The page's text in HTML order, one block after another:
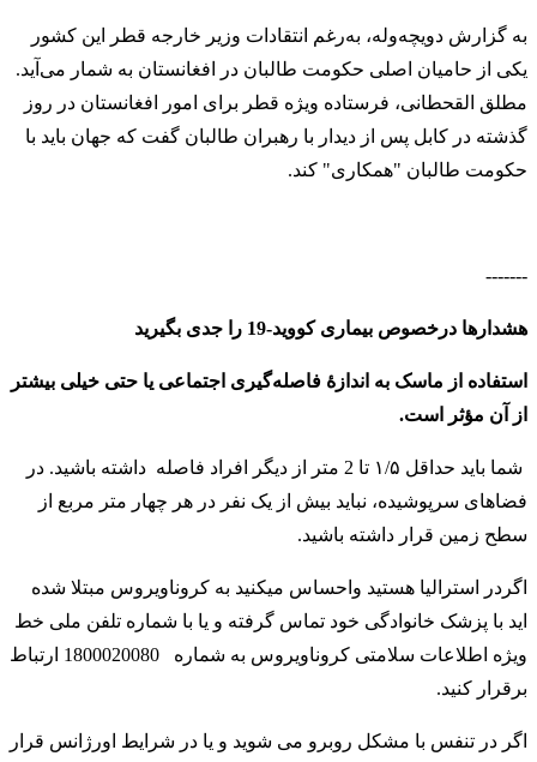
به گزارش دویچه‌وله،‌ به‌رغم انتقادات وزیر خارجه قطر این کشور
یکی از حامیان اصلی حکومت طالبان در افغانستان به شمار می‌آید.
مطلق القحطانی، فرستاده ویژه قطر برای امور افغانستان در روز
گذشته در کابل پس از دیدار با رهبران طالبان گفت که جهان باید با
حکومت طالبان "همکاری" کند.
-------
هشدارها درخصوص بیماری کووید-19 را جدی بگیرید
استفاده از ماسک به اندازهٔ فاصله‌گیری اجتماعی یا حتی خیلی بیشتر
از آن مؤثر است.
شما باید حداقل ۱/۵ تا 2 متر از دیگر افراد فاصله داشته باشید. در
فضاهای سرپوشیده، نباید بیش از یک نفر در هر چهار متر مربع از
سطح زمین قرار داشته باشید.
اگردر استرالیا هستید واحساس میکنید به کروناویروس مبتلا شده
اید با پزشک خانوادگی خود تماس گرفته و یا با شماره تلفن ملی خط
ویژه اطلاعات سلامتی کروناویروس به شماره
1800020080 ارتباط
برقرار کنید.
اگر در تنفس با مشکل روبرو می شوید و یا در شرایط اورژانس قرار